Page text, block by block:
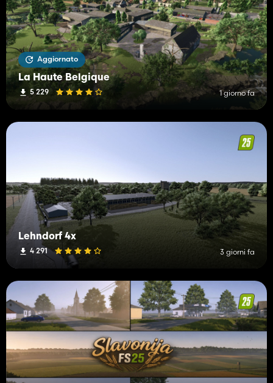
Aggiornato
La Haute Belgique
5 229 1 giorno fa
Lehndorf 4x
4 291 3 giorni fa